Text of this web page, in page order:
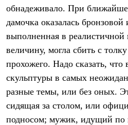
Брюки
Штормовая одежда
Софтшелл одежда
Куртки
Брюки
Лёгкая одежда
Рубашки
Футболки
Брюки
Термобелье
обнадеживало. При
дамочка оказалась
выполненная в
величину, могла сбить с
прохожего. Надо сказать,
скульптуры в самых
разные темы, или без оных.
сидящая за столом, или
подносом; мужик, идущий по